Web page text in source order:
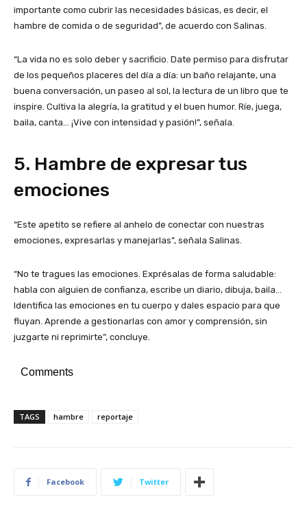
importante como cubrir las necesidades básicas, es decir, el
hambre de comida o de seguridad”, de acuerdo con Salinas.
“La vida no es solo deber y sacrificio. Date permiso para disfrutar
de los pequeños placeres del día a día: un baño relajante, una
buena conversación, un paseo al sol, la lectura de un libro que te
inspire. Cultiva la alegría, la gratitud y el buen humor. Ríe, juega,
baila, canta… ¡Vive con intensidad y pasión!”, señala.
5. Hambre de expresar tus
emociones
“Este apetito se refiere al anhelo de conectar con nuestras
emociones, expresarlas y manejarlas”, señala Salinas.
“No te tragues las emociones. Exprésalas de forma saludable:
habla con alguien de confianza, escribe un diario, dibuja, baila…
Identifica las emociones en tu cuerpo y dales espacio para que
fluyan. Aprende a gestionarlas con amor y comprensión, sin
juzgarte ni reprimirte”, concluye.
Comments
TAGS hambre reportaje
Facebook Twitter